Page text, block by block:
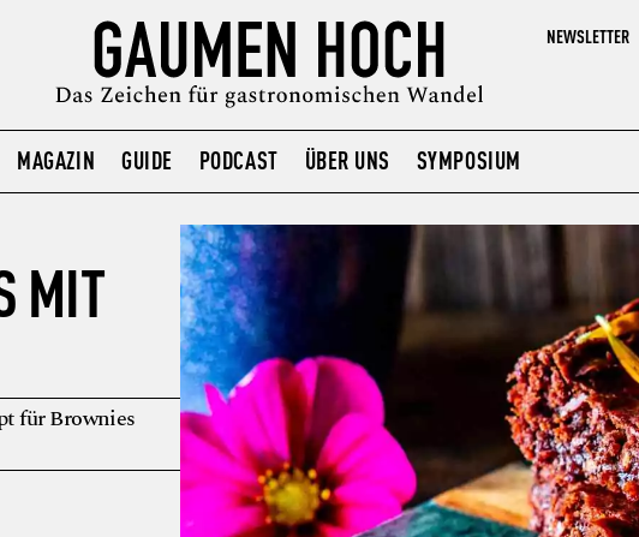
NEWSLETTER
MAGAZIN GUIDE PODCAST ÜBER UNS SYMPOSIUM
MIT
für Brownies